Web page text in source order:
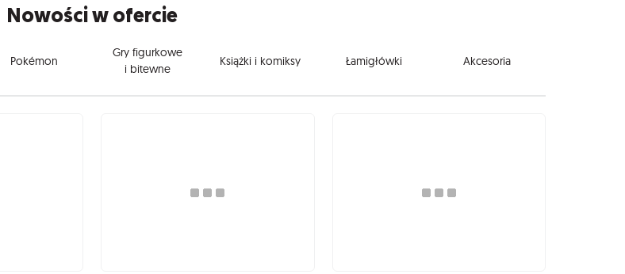
Nowości w ofercie
Pokémon
Gry figurkowe
i bitewne
Książki i komiksy Łamigłówki Akcesoria